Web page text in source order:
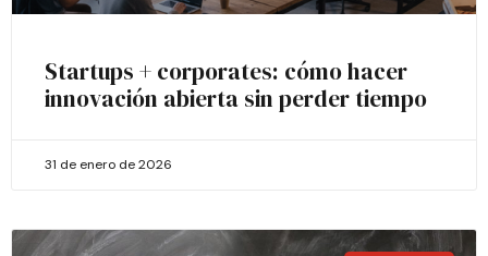
Startups + corporates: cómo hacer
innovación abierta sin perder tiempo
31 de enero de 2026